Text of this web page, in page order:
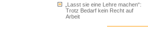
„Lasst sie eine Lehre machen“:
Trotz Bedarf kein Recht auf
Arbeit